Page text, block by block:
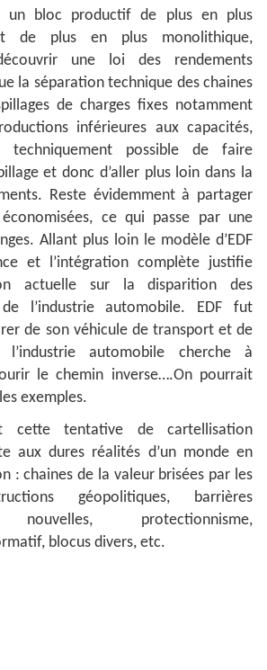
un bloc productif de plus en plus
de plus en plus monolithique,
une loi des rendements
la séparation technique des chaines
de charges fixes notamment
inférieures aux capacités,
possible de faire
et donc d’aller plus loin dans la
Reste évidemment à partager
ce qui passe par une
Allant plus loin le modèle d’EDF
et l’intégration complète justifie
actuelle sur la disparition des
de l’industrie automobile. EDF fut
de son véhicule de transport et de
l’industrie automobile cherche à
le chemin inverse….On pourrait
exemples.
cette tentative de cartellisation
aux dures réalités d’un monde en
: chaines de la valeur brisées par les
géopolitiques, barrières
nouvelles, protectionnisme,
blocus divers, etc.